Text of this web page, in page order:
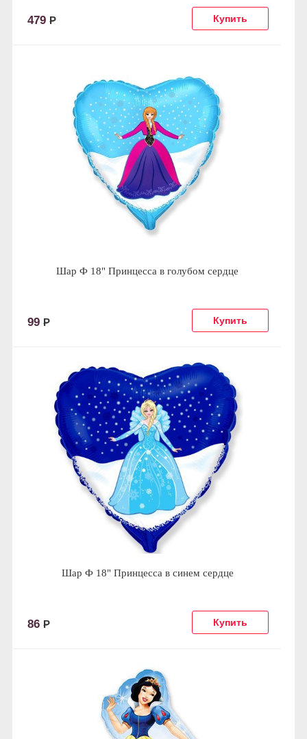
479 Р
Шар Ф 18" Принцесса в голубом сердце
99 Р
Шар Ф 18" Принцесса в синем сердце
86 Р